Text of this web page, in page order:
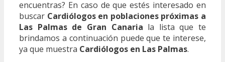
encuentras? En caso de que estés interesado en
buscar Cardiólogos en poblaciones próximas a
Las Palmas de Gran Canaria la lista que te
brindamos a continuación puede que te interese,
ya que muestra Cardiólogos en Las Palmas.